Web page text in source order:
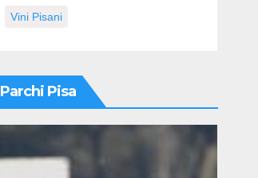
Vini Pisani
Parchi Pisa